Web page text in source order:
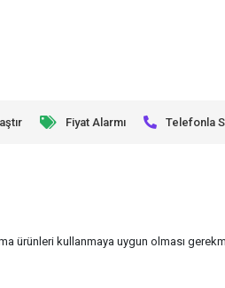
Fiyat Alarmı Telefonla
kullanmaya uygun olması